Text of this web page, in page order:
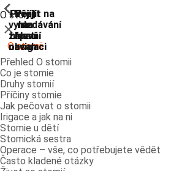
Přejít na
vyhledávání
Přejít
na
hlavní
navigaci
Přejít
na
hlavní
navigaci
Přejít
na
hlavní
obsah
Přejít
na
zápatí
O stomii
ShowPrevious
Zavřít
O stomii
Přehled O stomii
Co je stomie
Druhy stomií
Příčiny stomie
Jak pečovat o stomii
Irigace a jak na ni
Stomie u dětí
Stomická sestra
Operace – vše, co potřebujete vědět
Často kladené otázky
ShowPrevious
ShowPrevious
ShowPrevious
ShowPrevious
ShowPrevious
ShowPrevious
ShowPrevious